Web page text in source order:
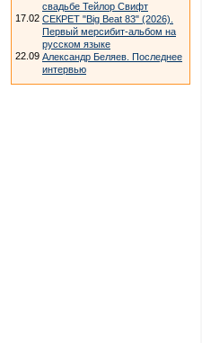
свадьбе Тейлор Свифт
17.02 СЕКРЕТ "Big Beat 83" (2026).
Первый мерсибит-альбом на
русском языке
22.09 Александр Беляев. Последнее
интервью